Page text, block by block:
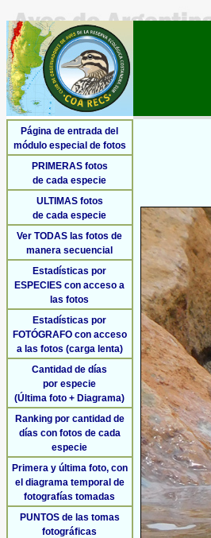
Página de entrada del
módulo especial de fotos
PRIMERAS fotos
de cada especie
ULTIMAS fotos
de cada especie
Ver TODAS las fotos de
manera secuencial
Estadísticas por
ESPECIES con acceso a
las fotos
Estadísticas por
FOTÓGRAFO con acceso
a las fotos (carga lenta)
Cantidad de días
por especie
(Última foto + Diagrama)
Ranking por cantidad de
días con fotos de cada
especie
Primera y última foto, con
el diagrama temporal de
fotografías tomadas
PUNTOS de las tomas
fotográficas